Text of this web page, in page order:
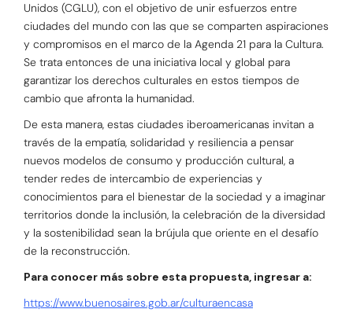
Unidos (CGLU), con el objetivo de unir esfuerzos entre
ciudades del mundo con las que se comparten aspiraciones
y compromisos en el marco de la Agenda 21 para la Cultura.
Se trata entonces de una iniciativa local y global para
garantizar los derechos culturales en estos tiempos de
cambio que afronta la humanidad.
De esta manera, estas ciudades iberoamericanas invitan a
través de la empatía, solidaridad y resiliencia a pensar
nuevos modelos de consumo y producción cultural, a
tender redes de intercambio de experiencias y
conocimientos para el bienestar de la sociedad y a imaginar
territorios donde la inclusión, la celebración de la diversidad
y la sostenibilidad sean la brújula que oriente en el desafío
de la reconstrucción.
Para conocer más sobre esta propuesta, ingresar a:
https://www.buenosaires.gob.ar/culturaencasa